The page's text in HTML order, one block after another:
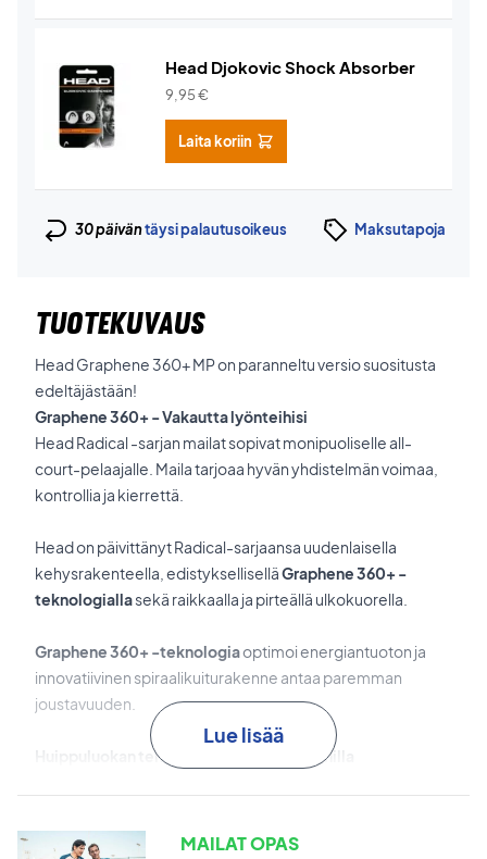
Head Djokovic Shock Absorber
9,95€
Laita koriin
30 päiväntäysi palautusoikeus Maksutapoja
TUOTEKUVAUS
Head Graphene 360+ MP on paranneltu versio suositusta
edeltäjästään!
Graphene 360+ - Vakautta lyönteihisi
Head Radical -sarjan mailat sopivat monipuoliselle all-
court-pelaajalle. Maila tarjoaa hyvän yhdistelmän voimaa,
kontrollia ja kierrettä.
Head on päivittänyt Radical-sarjaansa uudenlaisella
kehysrakenteella, edistykselliselläGraphene 360+ -
teknologiallasekä raikkaalla ja pirteällä ulkokuorella.
Graphene360+ -teknologiaoptimoi energiantuoton ja
innovatiivinen spiraalikuiturakenne antaa paremman
joustavuuden.
Huippuluokan tennismaila upealla designilla
kontrolliominaisuuksilla. MP on astetta kevyempi Radical
Lue lisää
MAILAT OPAS